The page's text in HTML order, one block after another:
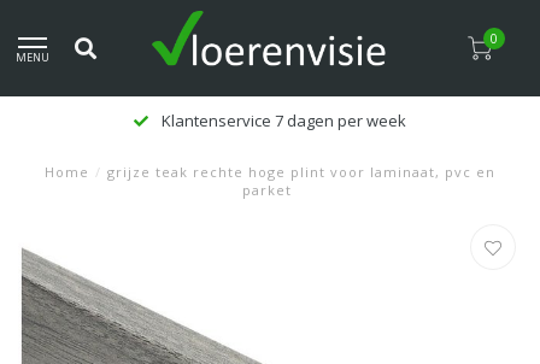
MENU
0
Klantenservice 7 dagen per week
Home / grijze teak rechte hoge plint voor laminaat, pvc en
parket